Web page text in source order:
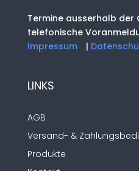
Termine ausserhalb der
telefonische
Impressum
|
LINKS
AGB
Versand- &
Produkte